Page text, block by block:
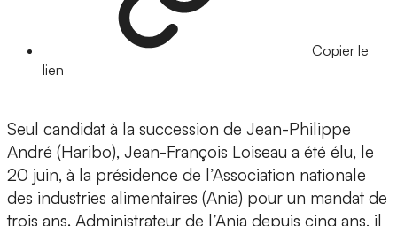
Copier le
lien
Seul candidat à la succession de Jean-Philippe
André (Haribo), Jean-François Loiseau a été élu, le
20 juin, à la présidence de l’Association nationale
des industries alimentaires (Ania) pour un mandat de
trois ans. Administrateur de l’Ania depuis cinq ans, il